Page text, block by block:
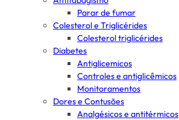
Parar de fumar
Colesterol e Triglicérides
Colesterol triglicérides
Diabetes
Antiglicemicos
Controles e antiglicêmicos
Monitoramentos
Dores e Contusões
Analgésicos e antitérmicos